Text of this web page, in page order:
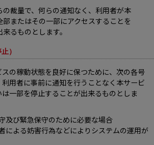
の裁量で、何らの通知なく、利用者が本
部またはその一部にアクセスすることを
るものとします。
）
の稼動状態を良好に保つために、次の各号
用者に事前に通知を行うことなく本サービ
一部を停止することが出来るものとしま
及び緊急保守のために必要な場合
による妨害行為などによりシステムの運用が